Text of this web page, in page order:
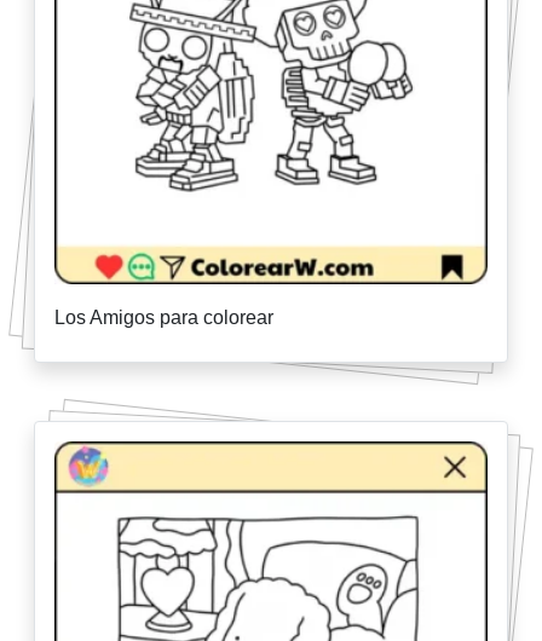
Los Amigos para colorear